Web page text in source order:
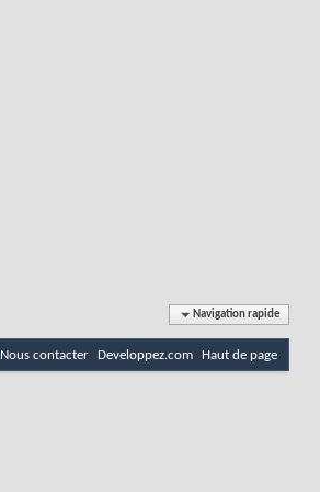
Navigation rapide
Nous contacter Developpez.com Haut de page